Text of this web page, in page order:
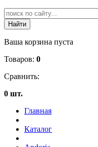
Ваша корзина пуста
Товаров: 0
Сравнить:
0 шт.
Главная
Каталог